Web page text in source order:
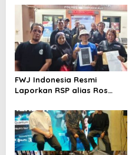
Kerja Hingga meninggal
Dunia, Kluarga Korban
Merasa Di abaikan
FWJ Indonesia Resmi
Laporkan RSP alias Ros